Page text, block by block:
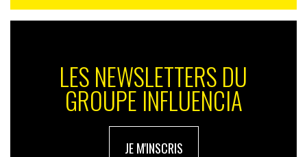
LES NEWSLETTERS DU
GROUPE INFLUENCIA
JE M'INSCRIS